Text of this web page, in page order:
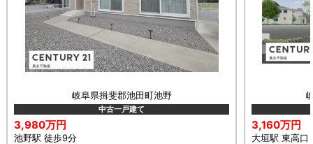
岐阜県揖斐郡池田町池野
中古一戸建て
3,980万円
池野駅 徒歩9分
3,160万円
大垣駅 東高口